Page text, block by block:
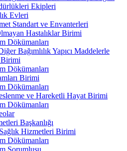
Ekipleri
Evleri
Standart ve Envanterleri
Hastalıklar Birimi
Dökümanları
Bağımlılık Yapıcı Maddelerle
Dökümanları
Birimi
Dökümanları
ve Hareketli Hayat Birimi
Dökümanları
Başkanlığı
Hizmetleri Birimi
Dökümanları
Sorumlusu